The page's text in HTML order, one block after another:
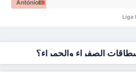
Silva 4
Fernandes
António
الصفراء والحمراء؟